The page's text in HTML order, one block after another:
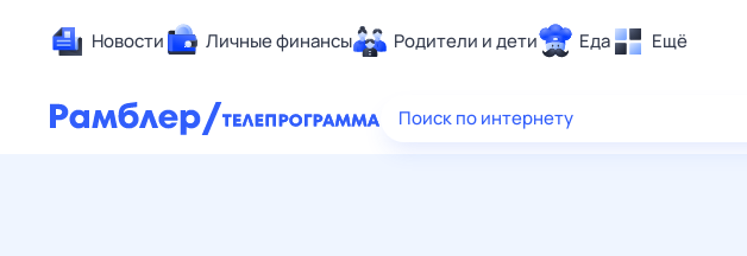
Новости Личные финансы Родители и дети Еда Ещё
Здоровье
Поиск по интернету